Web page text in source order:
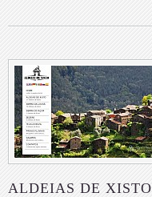
ALDEIAS DE XISTO